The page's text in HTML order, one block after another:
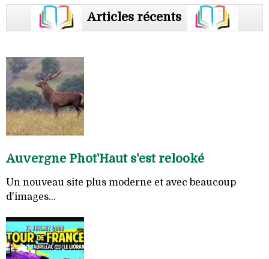
Articles récents
Auvergne Phot'Haut s'est relooké
Un nouveau site plus moderne et avec beaucoup
d'images...